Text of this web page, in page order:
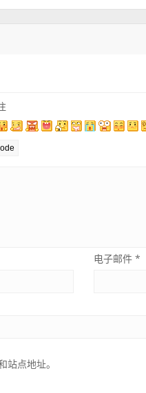
电子邮件 *
点地址。